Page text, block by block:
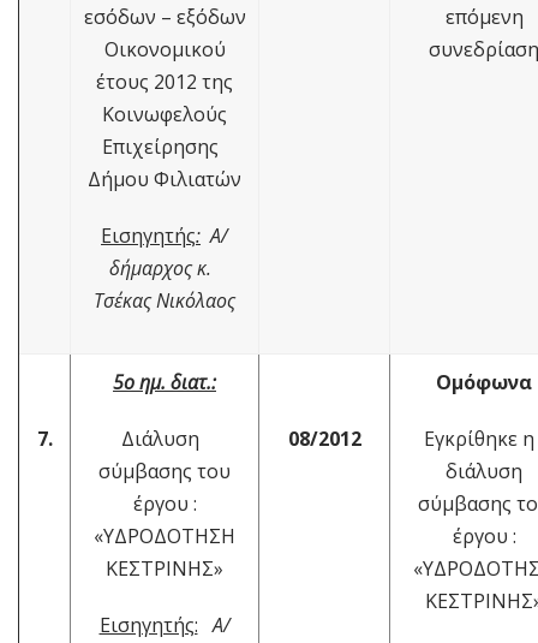
εσόδων – εξόδων
Οικονομικού
έτους 2012 της
Κοινωφελούς
Επιχείρησης
Δήμου Φιλιατών
Εισηγητής: Α/
δήμαρχος κ.
Τσέκας Νικόλαος
επόμενη
συνεδρίαση
7.
5ο ημ. διατ.:
Διάλυση
σύμβασης του
έργου :
«ΥΔΡΟΔΟΤΗΣΗ
ΚΕΣΤΡΙΝΗΣ»
Εισηγητής: Α/
08/2012
Ομόφωνα
Εγκρίθηκε
διάλυση
σύμβασης
έργου :